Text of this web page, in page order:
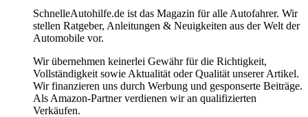
SchnelleAutohilfe.de ist das Magazin für alle Autofahrer. Wir
stellen Ratgeber, Anleitungen & Neuigkeiten aus der Welt der
Automobile vor.
Wir übernehmen keinerlei Gewähr für die Richtigkeit,
Vollständigkeit sowie Aktualität oder Qualität unserer Artikel.
Wir finanzieren uns durch Werbung und gesponserte Beiträge.
Als Amazon-Partner verdienen wir an qualifizierten
Verkäufen.